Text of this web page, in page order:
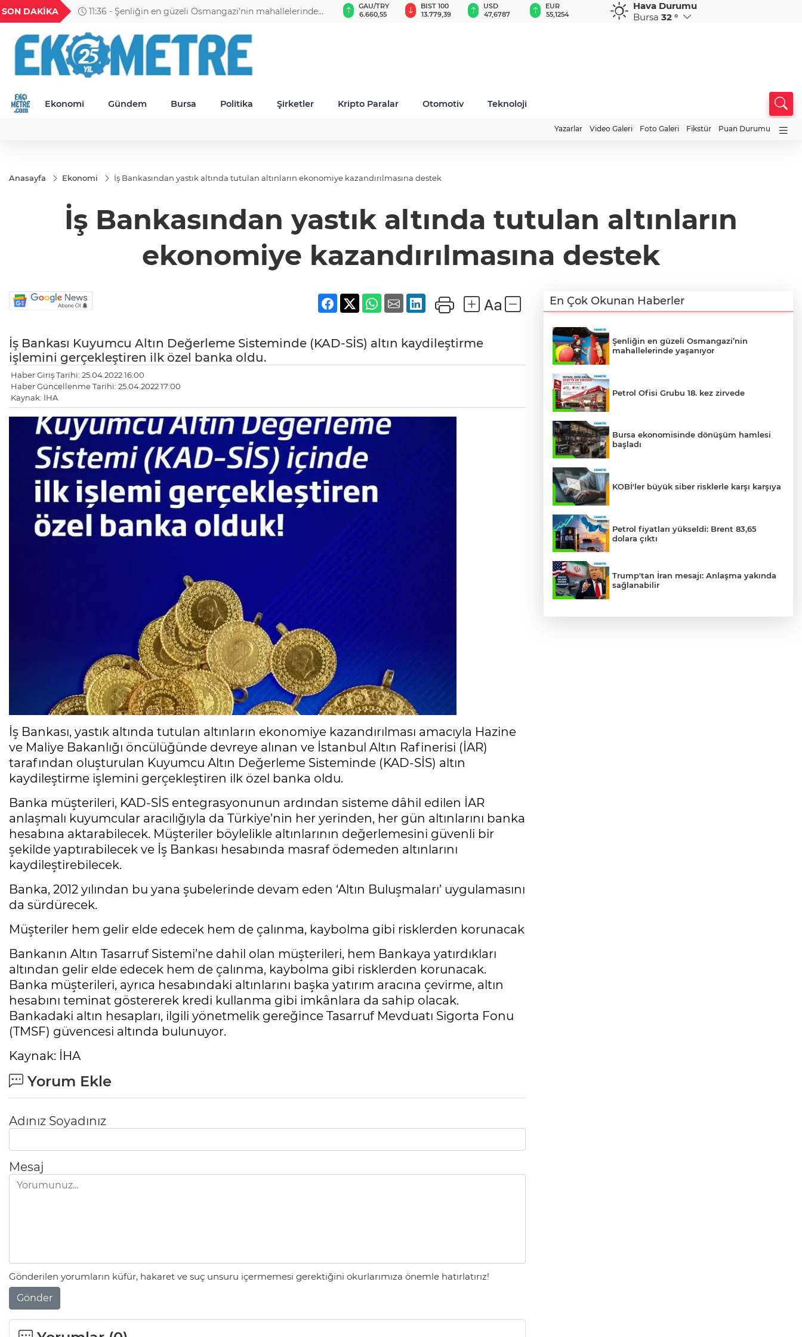
SON DAKİKA
11:36 - Şenliğin en güzeli Osmangazi’nin mahallelerinde
1,1849
GEL
18,2677
TND
16,3788
BGN
27,9743
VND
0,0018
GAU/TRY
6.660,55
BIST 100
13.779,39
USD
47,6787
EUR
55,1254
GBP
64,3468
CHF
59,0083
Hava Durumu
Bursa 32 °
Ekonomi Gündem Bursa Politika Şirketler Kripto Paralar Otomotiv Teknoloji
Yazarlar Video Galeri Foto Galeri Fikstür Puan Durumu
Anasayfa Ekonomi İş Bankasından yastık altında tutulan altınların ekonomiye kazandırılmasına destek
İş Bankasından yastık altında tutulan altınların
ekonomiye kazandırılmasına destek
İş Bankası Kuyumcu Altın Değerleme Sisteminde (KAD-SİS) altın kaydileştirme
işlemini gerçekleştiren ilk özel banka oldu.
Haber Giriş Tarihi: 25.04.2022 16:00
Haber Güncellenme Tarihi: 25.04.2022 17:00
Kaynak: İHA
İş Bankası, yastık altında tutulan altınların ekonomiye kazandırılması amacıyla Hazine
ve Maliye Bakanlığı öncülüğünde devreye alınan ve İstanbul Altın Rafinerisi (İAR)
tarafından oluşturulan Kuyumcu Altın Değerleme Sisteminde (KAD-SİS) altın
kaydileştirme işlemini gerçekleştiren ilk özel banka oldu.
Banka müşterileri, KAD-SİS entegrasyonunun ardından sisteme dâhil edilen İAR
anlaşmalı kuyumcular aracılığıyla da Türkiye’nin her yerinden, her gün altınlarını banka
hesabına aktarabilecek. Müşteriler böylelikle altınlarının değerlemesini güvenli bir
şekilde yaptırabilecek ve İş Bankası hesabında masraf ödemeden altınlarını
kaydileştirebilecek.
Banka, 2012 yılından bu yana şubelerinde devam eden ‘Altın Buluşmaları’ uygulamasını
da sürdürecek.
Müşteriler hem gelir elde edecek hem de çalınma, kaybolma gibi risklerden korunacak
Bankanın Altın Tasarruf Sistemi’ne dahil olan müşterileri, hem Bankaya yatırdıkları
altından gelir elde edecek hem de çalınma, kaybolma gibi risklerden korunacak.
Banka müşterileri, ayrıca hesabındaki altınlarını başka yatırım aracına çevirme, altın
hesabını teminat göstererek kredi kullanma gibi imkânlara da sahip olacak.
Bankadaki altın hesapları, ilgili yönetmelik gereğince Tasarruf Mevduatı Sigorta Fonu
(TMSF) güvencesi altında bulunuyor.
Kaynak: İHA
Yorum Ekle
Adınız Soyadınız
Mesaj
Gönderilen yorumların küfür, hakaret ve suç unsuru içermemesi gerektiğini okurlarımıza önemle hatırlatırız!
Gönder
En Çok Okunan Haberler
Şenliğin en güzeli Osmangazi’nin
mahallelerinde yaşanıyor
Petrol Ofisi Grubu 18. kez zirvede
Bursa ekonomisinde dönüşüm hamlesi
başladı
KOBİ'ler büyük siber risklerle karşı karşıya
Petrol fiyatları yükseldi: Brent 83,65
dolara çıktı
Trump'tan İran mesajı: Anlaşma yakında
sağlanabilir